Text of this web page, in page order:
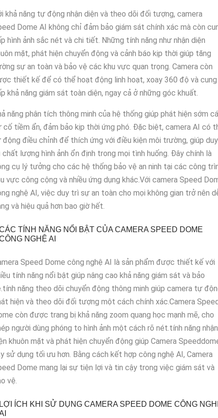
khả năng tự động nhận diện và theo dõi đối tượng, camera
Dome AI không chỉ đảm bảo giám sát chính xác mà còn
hình ảnh sắc nét và chi tiết. Những tính năng như nhận diện
mặt, phát hiện chuyển động và cảnh báo kịp thời giúp tăng
sự an toàn và bảo vệ các khu vực quan trọng. Camera còn
thiết kế để có thể hoạt động linh hoạt, xoay 360 độ và cung
khả năng giám sát toàn diện, ngay cả ở những góc khuất.
năng phân tích thông minh của hệ thống giúp phát hiện sớm
cố tiềm ẩn, đảm bảo kịp thời ứng phó. Đặc biệt, camera AI có
điều chỉnh để thích ứng với điều kiện môi trường, giúp duy
lượng hình ảnh ổn định trong mọi tình huống. Đây chính là
cụ lý tưởng cho các hệ thống bảo vệ an ninh tại các công
vực công cộng và nhiều ứng dụng khác.Với camera Speed
nghệ AI, việc duy trì sự an toàn cho mọi không gian trở nên
và hiệu quả hơn bao giờ hết.
TÍNH NĂNG NỔI BẬT CỦA CAMERA SPEED DOME
NGHỆ AI
Speed Dome công nghệ AI là sản phẩm được thiết kế với
tính năng nổi bật giúp nâng cao khả năng giám sát và bảo
năng theo dõi chuyển động thông minh giúp camera tự
hiện và theo dõi đối tượng một cách chính xác.Camera
còn được trang bị khả năng zoom quang học mạnh mẽ, cho
người dùng phóng to hình ảnh một cách rõ nét.tính năng nhận
khuôn mặt và phát hiện chuyển động giúp Camera
sử dụng tối ưu hơn. Bằng cách kết hợp công nghệ AI, Camera
Dome mang lại sự tiện lợi và tin cậy trong việc giám sát và
vệ.
ÍCH KHI SỬ DỤNG CAMERA SPEED DOME CÔNG